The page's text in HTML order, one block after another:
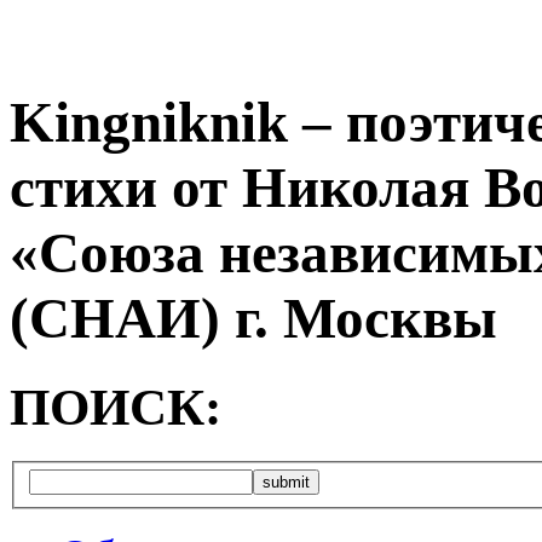
Kingniknik –
стихи от Николая
«Союза
(СНАИ) г. Москвы
ПОИСК: